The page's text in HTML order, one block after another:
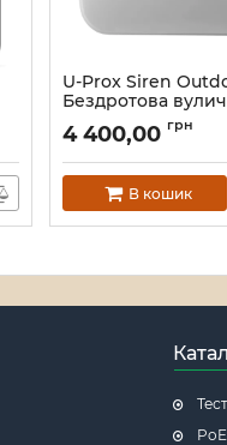
U-Prox Siren
Бездротова
Артикул: 16_107740
4 400,00 грн
В кошик